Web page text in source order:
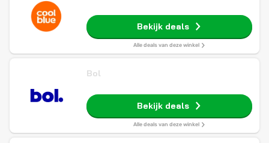
Bekijk deals
Alle deals van deze winkel
Bol
Bekijk deals
Alle deals van deze winkel